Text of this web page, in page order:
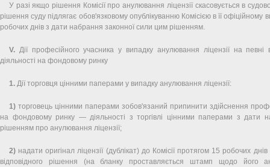
У разі якщо рішення Комісії про анулювання ліцензії скасовується в
рішення суду підлягає обов'язковому опублікуванню Комісією в її офіційному
робочих днів з дати набрання законної сили цим рішенням.
V. Дії професійного учасника у випадку анулювання ліцензії на певні
діяльності на фондовому ринку
1. Дії торговця цінними паперами у випадку анулювання ліцензії:
1) торговець цінними паперами зобов'язаний припинити здійснення
на фондовому ринку — діяльності з торгівлі цінними паперами з дати
рішенням про анулювання ліцензії;
2) надати оригінал ліцензії (дублікат) до Комісії протягом 15 робочих
відповідного рішення (на бланку проставляється штамп щодо його